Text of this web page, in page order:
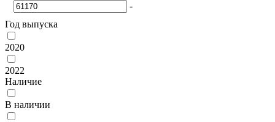
-
Год выпуска
2020
2022
Наличие
В наличии